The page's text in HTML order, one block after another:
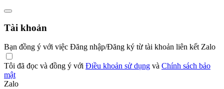
Tài khoản
Bạn đồng ý với việc Đăng nhập/Đăng ký từ tài khoản liên kết Zalo
Tôi đã đọc và đồng ý với Điều khoản sử dụng và Chính sách bảo
mật
Zalo